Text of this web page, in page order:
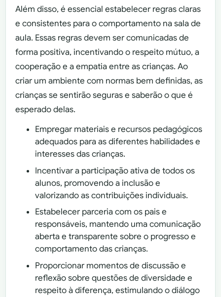
Além disso, é essencial estabelecer regras claras
e consistentes para o comportamento na sala de
aula. Essas regras devem ser comunicadas de
forma positiva, incentivando o respeito mútuo, a
cooperação e a empatia entre as crianças. Ao
criar um ambiente com normas bem definidas, as
crianças se sentirão seguras e saberão o que é
esperado delas.
Empregar materiais e recursos pedagógicos
adequados para as diferentes habilidades e
interesses das crianças.
Incentivar a participação ativa de todos os
alunos, promovendo a inclusão e
valorizando as contribuições individuais.
Estabelecer parceria com os pais e
responsáveis, mantendo uma comunicação
aberta e transparente sobre o progresso e
comportamento das crianças.
Proporcionar momentos de discussão e
reflexão sobre questões de diversidade e
respeito à diferença, estimulando o diálogo